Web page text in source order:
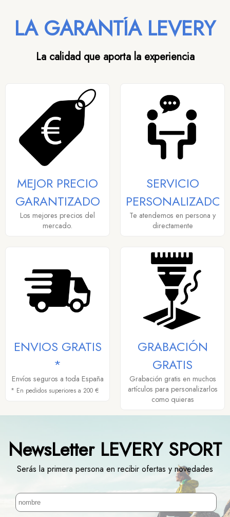
LA GARANTÍA LEVERY
La calidad que aporta la experiencia
MEJOR PRECIO
GARANTIZADO
Los mejores precios del
mercado.
SERVICIO
PERSONALIZADO
Te atendemos en persona y
directamente
ENVIOS GRATIS
*
Envíos seguros a toda España
* En pedidos superiores a 200 €
GRABACIÓN
GRATIS
Grabación gratis en muchos
artículos para personalizarlos
como quieras
NewsLetter LEVERY SPORT
Serás la primera persona en recibir ofertas y novedades